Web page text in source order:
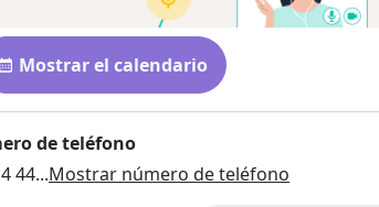
Mostrar el calendario
de teléfono
44...Mostrar número de teléfono